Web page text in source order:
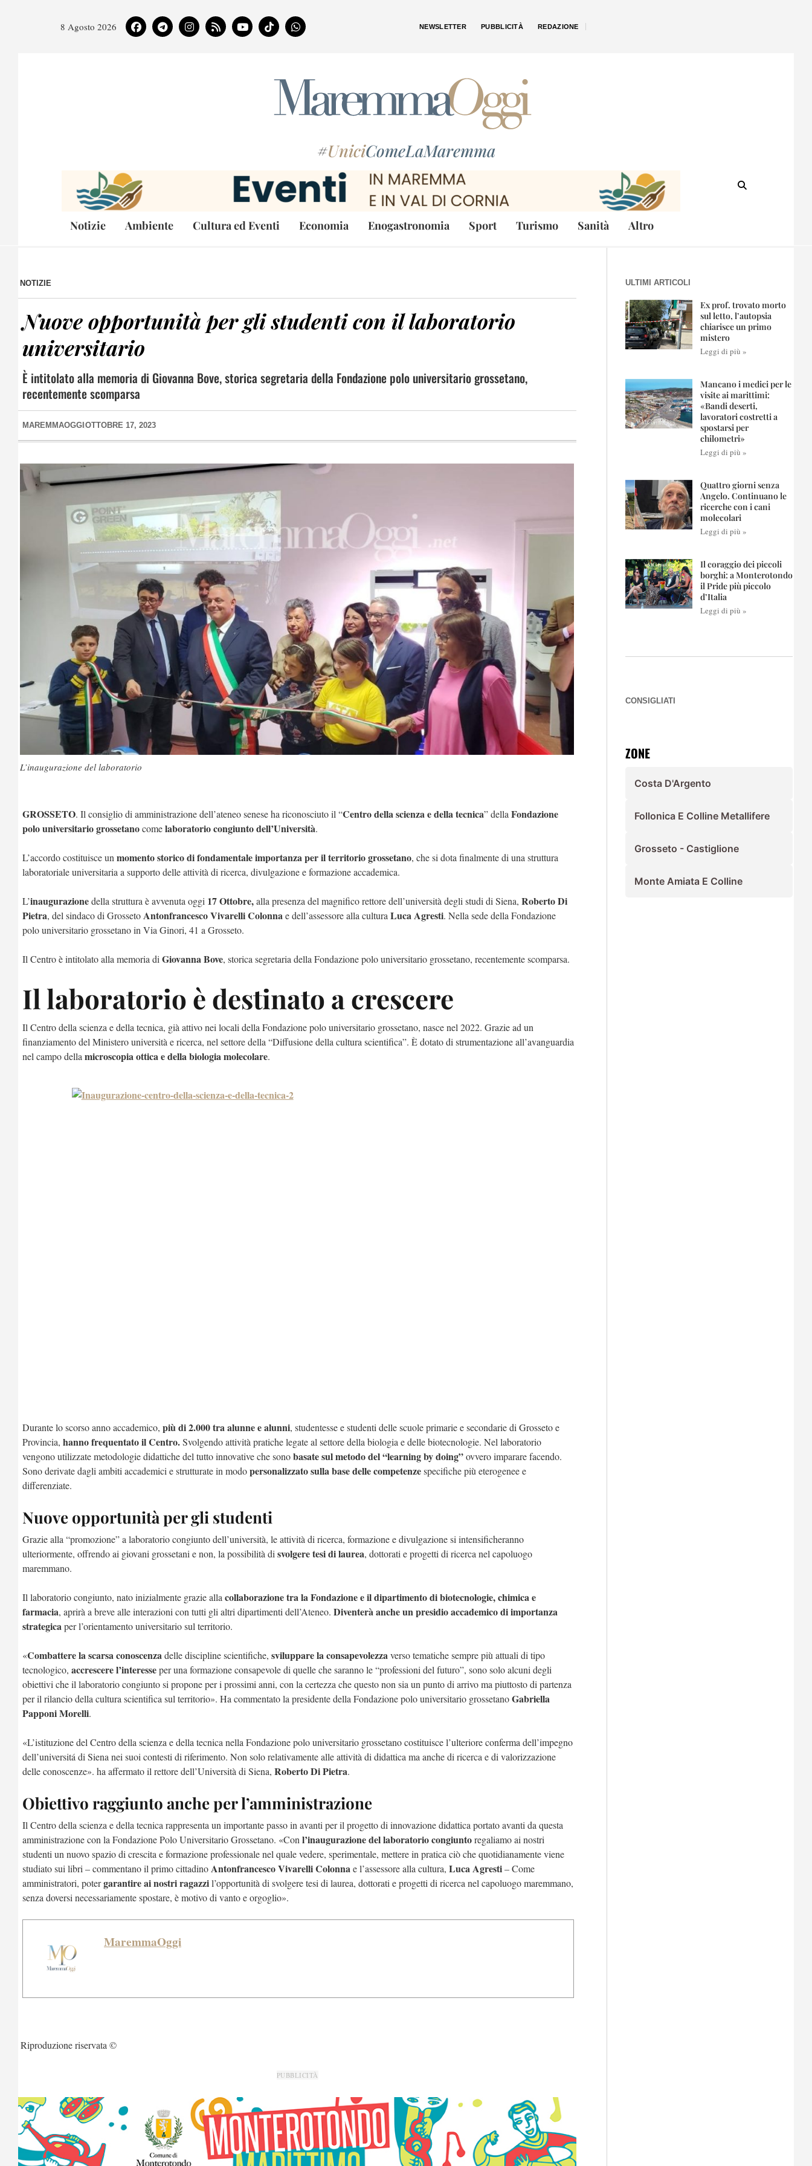
8 Agosto 2026 NEWSLETTER PUBBLICITÀ REDAZIONE
#UniciComeLaMaremma
Notizie Ambiente Cultura ed Eventi Economia Enogastronomia Sport Turismo Sanità Altro
NOTIZIE
Nuove opportunità per gli studenti con il laboratorio
universitario
È intitolato alla memoria di Giovanna Bove, storica segretaria della Fondazione polo universitario grossetano,
recentemente scomparsa
MAREMMAOGGI OTTOBRE 17, 2023
L’inaugurazione del laboratorio
GROSSETO. Il consiglio di amministrazione dell’ateneo senese ha riconosciuto il “Centro della scienza e della tecnica” della Fondazione
polo universitario grossetanocomelaboratorio congiunto dell’Università.
L’accordo costituisce un momento storico di fondamentale importanza per il territorio grossetano, che si dota finalmente di una struttura
laboratoriale universitaria a supporto delle attività di ricerca, divulgazione e formazione accademica.
L’inaugurazionedella struttura è avvenuta oggi 17 Ottobre,alla presenza del magnifico rettore dell’università degli studi di Siena, Roberto Di
Pietra, del sindaco di GrossetoAntonfrancesco Vivarelli Colonnae dell’assessore alla cultura Luca Agresti. Nella sede della Fondazione
polo universitario grossetano in Via Ginori, 41 a Grosseto.
Il Centro è intitolato alla memoria di Giovanna Bove, storica segretaria della Fondazione polo universitario grossetano, recentemente scomparsa.
Il laboratorio è destinato a crescere
Il Centro della scienza e della tecnica, già attivo nei locali della Fondazione polo universitario grossetano, nasce nel 2022. Grazie ad un
finanziamento del Ministero università e ricerca, nel settore della “Diffusione della cultura scientifica”. È dotato di strumentazione all’avanguardia
nel campo della microscopia ottica e della biologia molecolare.
Durante lo scorso anno accademico, più di 2.000 tra alunne e alunni, studentesse e studenti delle scuole primarie e secondarie di Grosseto e
Provincia, hanno frequentato il Centro.Svolgendo attività pratiche legate al settore della biologia e delle biotecnologie. Nel laboratorio
vengono utilizzate metodologie didattiche del tutto innovative che sonobasate sul metodo del “learning by doing”ovvero imparare facendo.
Sono derivate dagli ambiti accademici e strutturate in modopersonalizzato sulla base delle competenzespecifiche più eterogenee e
differenziate.
Nuove opportunità per gli studenti
Grazie alla “promozione” a laboratorio congiunto dell’università, le attività di ricerca, formazione e divulgazione si intensificheranno
ulteriormente, offrendo ai giovani grossetani e non, la possibilità di svolgere tesi di laurea, dottorati e progetti di ricerca nel capoluogo
maremmano.
Il laboratorio congiunto, nato inizialmente grazie alla collaborazione tra la Fondazione e il dipartimento di biotecnologie, chimica e
farmacia, aprirà a breve alle interazioni con tutti gli altri dipartimenti dell’Ateneo. Diventerà anche un presidio accademico di importanza
strategicaper l’orientamento universitario sul territorio.
«Combattere la scarsa conoscenzadelle discipline scientifiche, sviluppare la consapevolezzaverso tematiche sempre più attuali di tipo
tecnologico, accrescere l’interesseper una formazione consapevole di quelle che saranno le “professioni del futuro”, sono solo alcuni degli
obiettivi che il laboratorio congiunto si propone per i prossimi anni, con la certezza che questo non sia un punto di arrivo ma piuttosto di partenza
per il rilancio della cultura scientifica sul territorio». Ha commentato la presidente della Fondazione polo universitario grossetanoGabriella
Papponi Morelli.
«L’istituzione del Centro della scienza e della tecnica nella Fondazione polo universitario grossetano costituisce l’ulteriore conferma dell’impegno
dell’universitá di Siena nei suoi contesti di riferimento. Non solo relativamente alle attività di didattica ma anche di ricerca e di valorizzazione
delle conoscenze». ha affermato il rettore dell’Università di Siena, Roberto Di Pietra.
Obiettivo raggiunto anche per l’amministrazione
Il Centro della scienza e della tecnica rappresenta un importante passo in avanti per il progetto di innovazione didattica portato avanti da questa
amministrazione con la Fondazione Polo Universitario Grossetano. «Con l’inaugurazione del laboratorio congiuntoregaliamo ai nostri
studenti un nuovo spazio di crescita e formazione professionale nel quale vedere, sperimentale, mettere in pratica ciò che quotidianamente viene
studiato sui libri – commentano il primo cittadinoAntonfrancesco Vivarelli Colonnae l’assessore alla cultura, Luca Agresti– Come
amministratori, potergarantire ai nostri ragazzil’opportunità di svolgere tesi di laurea, dottorati e progetti di ricerca nel capoluogo maremmano,
senza doversi necessariamente spostare, è motivo di vanto e orgoglio».
MaremmaOggi
Riproduzione riservata ©
PUBBLICITÀ
ULTIMI ARTICOLI
Ex prof. trovato morto
sul letto, l’autopsia
chiarisce un primo
mistero
Leggi di più »
Mancano i medici per le
visite ai marittimi:
«Bandi deserti,
lavoratori costretti a
spostarsi per
chilometri»
Leggi di più »
Quattro giorni senza
Angelo. Continuano le
ricerche con i cani
molecolari
Leggi di più »
Il coraggio dei piccoli
borghi: a Monterotondo
il Pride più piccolo
d’Italia
Leggi di più »
CONSIGLIATI
ZONE
Costa D'Argento
Follonica E Colline Metallifere
Grosseto - Castiglione
Monte Amiata E Colline